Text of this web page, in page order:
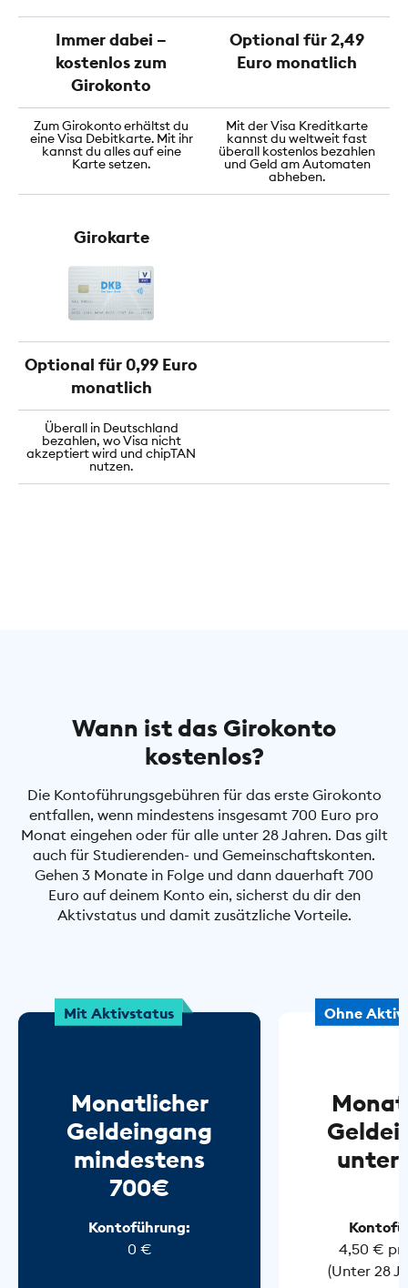
Immer dabei –
kostenlos zum
Girokonto
Optional für 2,49
Euro monatlich
Zum Girokonto erhältst du
eine Visa Debitkarte. Mit ihr
kannst du alles auf eine
Karte setzen.
Mit der Visa Kreditkarte
kannst du weltweit fast
überall kostenlos bezahlen
und Geld am Automaten
abheben.
Girokarte
Optional für 0,99 Euro
monatlich
Überall in Deutschland
bezahlen, wo Visa nicht
akzeptiert wird und chipTAN
nutzen.
Wann ist das Girokonto
kostenlos?
Die Kontoführungsgebühren für das erste Girokonto
entfallen, wenn mindestens insgesamt 700 Euro pro
Monat eingehen oder für alle unter 28 Jahren. Das gilt
auch für Studierenden- und Gemeinschaftskonten.
Gehen 3 Monate in Folge und dann dauerhaft 700
Euro auf deinem Konto ein, sicherst du dir den
Aktivstatus und damit zusätzliche Vorteile.
Mit Aktivstatus
Monatlicher
Geldeingang
mindestens
700€
Kontoführung:
0 €
Ohne
unter
4,50 €
(Unter 28